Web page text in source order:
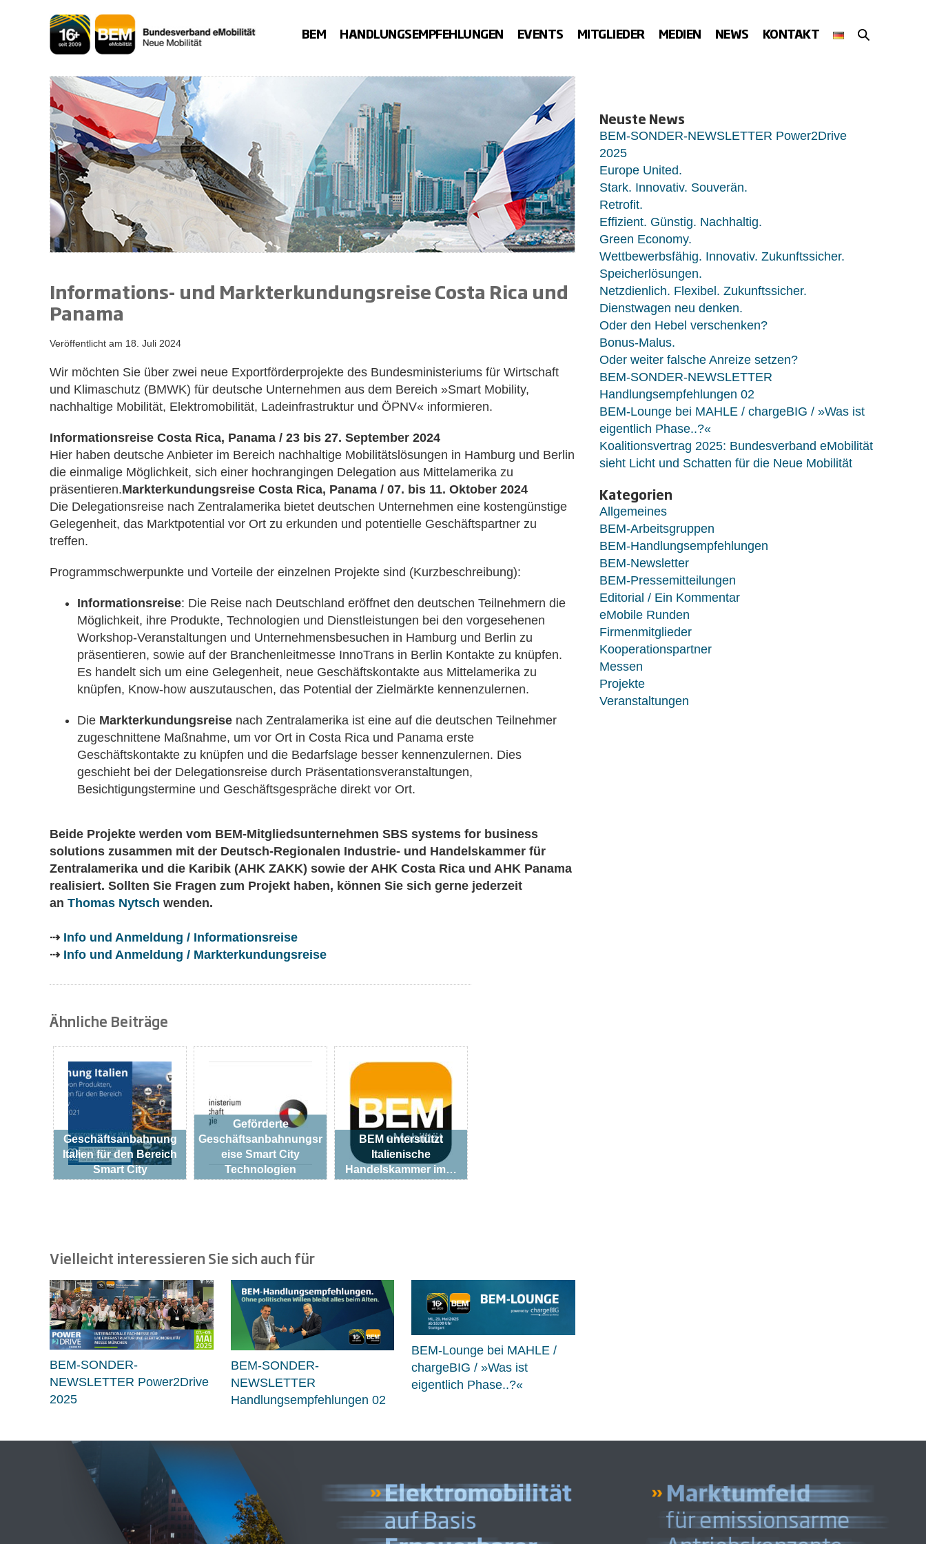
BEM HANDLUNGSEMPFEHLUNGEN EVENTS MITGLIEDER MEDIEN NEWS KONTAKT
SUCHE-
Informations- und Markterkundungsreise Costa Rica und
Panama
Veröffentlicht am 18. Juli 2024
Wir möchten Sie über zwei neue Exportförderprojekte des Bundesministeriums für Wirtschaft
und Klimaschutz (BMWK) für deutsche Unternehmen aus dem Bereich »Smart Mobility,
nachhaltige Mobilität, Elektromobilität, Ladeinfrastruktur und ÖPNV« informieren.
Informationsreise Costa Rica, Panama / 23 bis 27. September 2024
Hier haben deutsche Anbieter im Bereich nachhaltige Mobilitätslösungen in Hamburg und Berlin
die einmalige Möglichkeit, sich einer hochrangingen Delegation aus Mittelamerika zu
präsentieren.Markterkundungsreise Costa Rica, Panama / 07. bis 11. Oktober 2024
Die Delegationsreise nach Zentralamerika bietet deutschen Unternehmen eine kostengünstige
Gelegenheit, das Marktpotential vor Ort zu erkunden und potentielle Geschäftspartner zu
treffen.
Programmschwerpunkte und Vorteile der einzelnen Projekte sind (Kurzbeschreibung):
Informationsreise: Die Reise nach Deutschland eröffnet den deutschen Teilnehmern die
Möglichkeit, ihre Produkte, Technologien und Dienstleistungen bei den vorgesehenen
Workshop-Veranstaltungen und Unternehmensbesuchen in Hamburg und Berlin zu
präsentieren, sowie auf der Branchenleitmesse InnoTrans in Berlin Kontakte zu knüpfen.
Es handelt sich um eine Gelegenheit, neue Geschäftskontakte aus Mittelamerika zu
knüpfen, Know-how auszutauschen, das Potential der Zielmärkte kennenzulernen.
Die Markterkundungsreise nach Zentralamerika ist eine auf die deutschen Teilnehmer
zugeschnittene Maßnahme, um vor Ort in Costa Rica und Panama erste
Geschäftskontakte zu knüpfen und die Bedarfslage besser kennenzulernen. Dies
geschieht bei der Delegationsreise durch Präsentationsveranstaltungen,
Besichtigungstermine und Geschäftsgespräche direkt vor Ort.
Beide Projekte werden vom BEM-Mitgliedsunternehmen SBS systems for business
solutions zusammen mit der Deutsch-Regionalen Industrie- und Handelskammer für
Zentralamerika und die Karibik (AHK ZAKK) sowie der AHK Costa Rica und AHK Panama
realisiert. Sollten Sie Fragen zum Projekt haben, können Sie sich gerne jederzeit
an Thomas Nytsch wenden.
⇢ Info und Anmeldung / Informationsreise
⇢ Info und Anmeldung / Markterkundungsreise
Ähnliche Beiträge
Geschäftsanbahnung
Italien für den Bereich
Smart City
Geförderte
Geschäftsanbahnungsr
eise Smart City
Technologien
BEM unterstützt
Italienische
Handelskammer im…
Vielleicht interessieren Sie sich auch für
BEM-SONDER-
NEWSLETTER Power2Drive
2025
BEM-SONDER-
NEWSLETTER
Handlungsempfehlungen 02
BEM-Lounge bei MAHLE /
chargeBIG / »Was ist
eigentlich Phase..?«
Neuste News
BEM-SONDER-NEWSLETTER Power2Drive
2025
Europe United.
Stark. Innovativ. Souverän.
Retrofit.
Effizient. Günstig. Nachhaltig.
Green Economy.
Wettbewerbsfähig. Innovativ. Zukunftssicher.
Speicherlösungen.
Netzdienlich. Flexibel. Zukunftssicher.
Dienstwagen neu denken.
Oder den Hebel verschenken?
Bonus-Malus.
Oder weiter falsche Anreize setzen?
BEM-SONDER-NEWSLETTER
Handlungsempfehlungen 02
BEM-Lounge bei MAHLE / chargeBIG / »Was ist
eigentlich Phase..?«
Koalitionsvertrag 2025: Bundesverband eMobilität
sieht Licht und Schatten für die Neue Mobilität
Kategorien
Allgemeines
BEM-Arbeitsgruppen
BEM-Handlungsempfehlungen
BEM-Newsletter
BEM-Pressemitteilungen
Editorial / Ein Kommentar
eMobile Runden
Firmenmitglieder
Kooperationspartner
Messen
Projekte
Veranstaltungen